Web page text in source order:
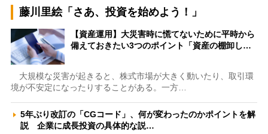
藤川里絵「さあ、投資を始めよう！」
【資産運用】大災害時に慌てないために平時から
備えておきたい3つのポイント「資産の棚卸し…
大規模な災害が起きると、株式市場が大きく動いたり、取引環
境が不安定になったりすることがある。一方…
5年ぶり改訂の「CGコード」、何が変わったのかポイントを解
説 企業に成長投資の具体的な説…